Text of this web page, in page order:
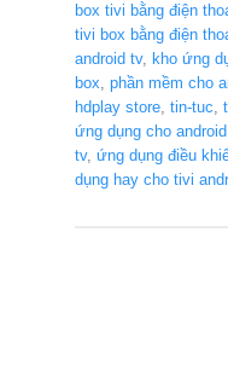
box tivi bằng điện
tivi box bằng điện
android tv, kho ứng
box, phần mềm cho
hdplay store, tin-tuc,
ứng dụng cho
tv, ứng dụng điều
dụng hay cho tivi